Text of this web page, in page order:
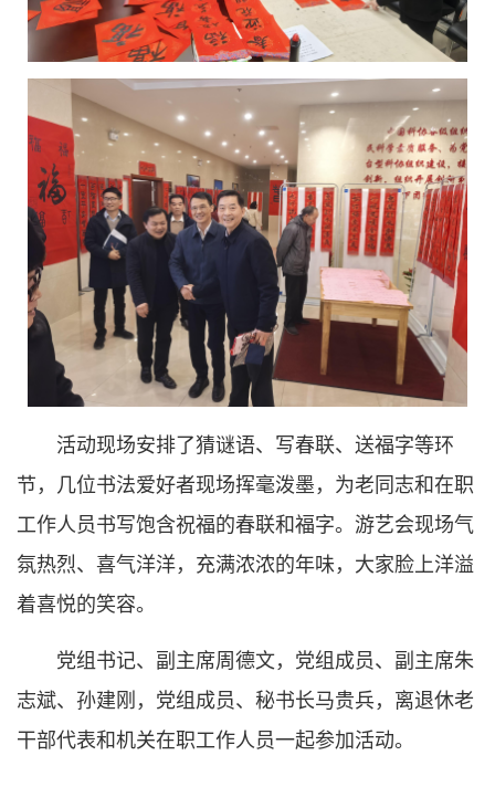
活动现场安排了猜谜语、写春联、送福字等环
节，几位书法爱好者现场挥毫泼墨，为老同志和在职
工作人员书写饱含祝福的春联和福字。游艺会现场气
氛热烈、喜气洋洋，充满浓浓的年味，大家脸上洋溢
着喜悦的笑容。
党组书记、副主席周德文，党组成员、副主席朱
志斌、孙建刚，党组成员、秘书长马贵兵，离退休老
干部代表和机关在职工作人员一起参加活动。